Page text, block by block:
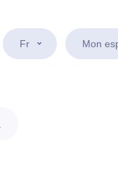
Fr Mon